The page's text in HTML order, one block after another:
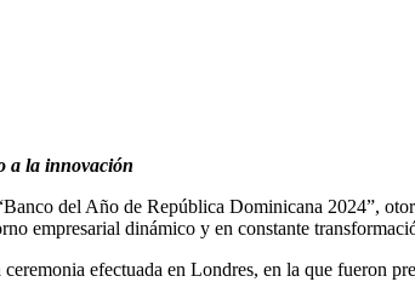
a la innovación
del Año de República Dominicana 2024”,
empresarial dinámico y en constante
efectuada en Londres, en la que fueron